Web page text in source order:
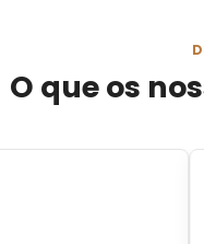
O que os